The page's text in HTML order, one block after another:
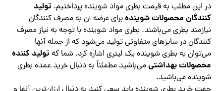
در این مطلب به قیمت بطری مواد شوینده پرداختیم. تولید
کنندگان محصولات شویندهبرای عرضه آن به مصرف کنندگان
نیازمند بطری می‌باشند. بطری مواد شوینده با توجه به نیاز مصرف
کنندگان در سایزهای متفاوتی تولید می‌شود که از جمله آنها
می‌توان به بطری شوینده یک لیتری اشاره کرد. شما کهتولید کننده
محصولات بهداشتیمی‌باشید مطمئناً به دنبال خرید عمده بطری
شوینده می‌باشید.